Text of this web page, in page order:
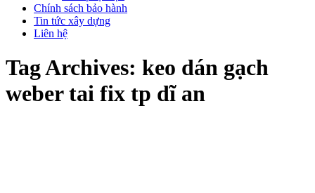
Chính sách bảo hành
Tin tức xây dựng
Liên hệ
Tag Archives: keo dán gạch
weber tai fix tp dĩ an